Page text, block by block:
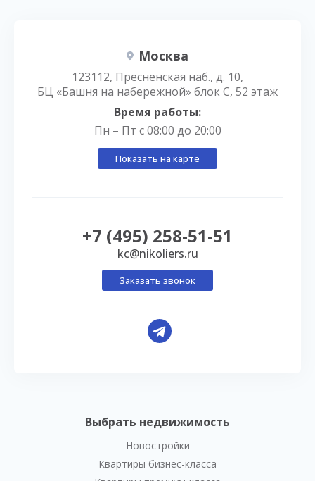
Выбрать недвижимость
Новостройки
Квартиры бизнес-класса
Москва
123112, Пресненская наб., д. 10,
БЦ «Башня на набережной» блок С, 52 этаж
Время работы:
Пн – Пт с 08:00 до 20:00
Показать на карте
+7 (495) 258-51-51
kc@nikoliers.ru
Заказать звонок